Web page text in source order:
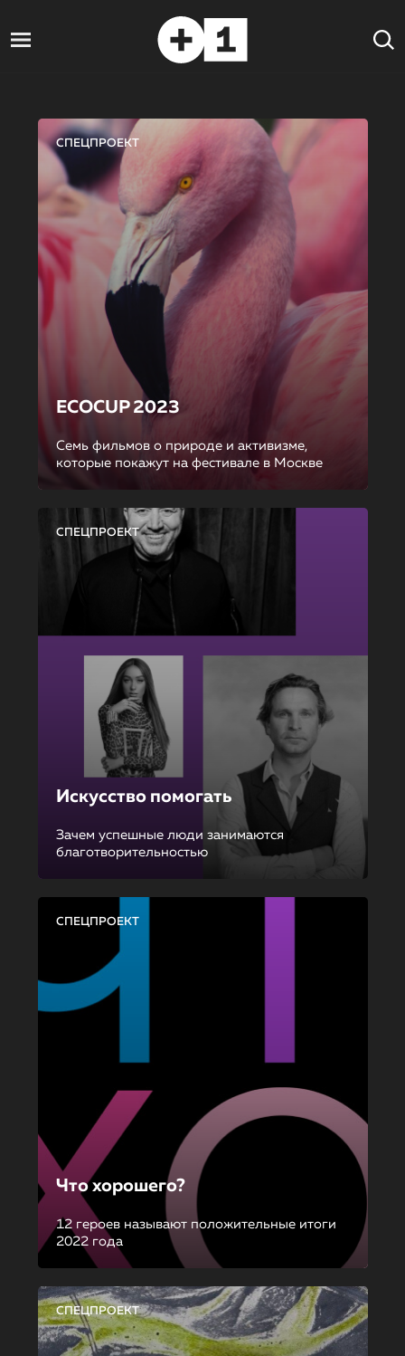
СПЕЦПРОЕКТ
ECOCUP 2023
Семь фильмов о природе и активизме,
которые покажут на фестивале в Москве
СПЕЦПРОЕКТ
Искусство помогать
Зачем успешные люди занимаются
благотворительностью
СПЕЦПРОЕКТ
Что хорошего?
12 героев называют положительные итоги
2022 года
СПЕЦПРОЕКТ